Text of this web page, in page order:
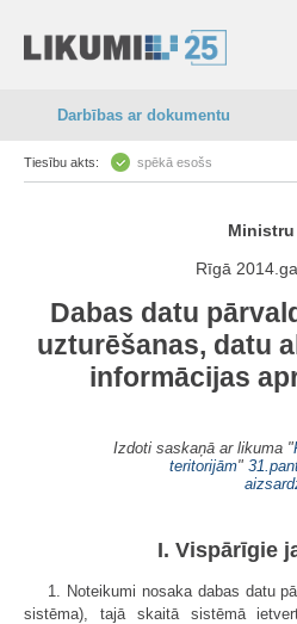
Darbības ar dokumentu
Tiesību akts: spēkā esošs
Rīgā
Dabas datu
uzturēšanas, datu
informācijas
Izdoti saskaņā ar likuma "
teritorijām"
I. Vispārīgie
1. Noteikumi nosaka dabas datu
sistēma), tajā skaitā sistēmā